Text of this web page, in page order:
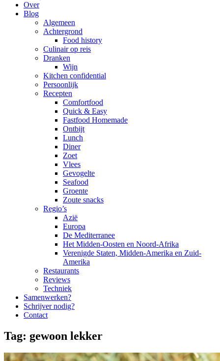
Over
Blog
Algemeen
Achtergrond
Food history
Culinair op reis
Dranken
Wijn
Kitchen confidential
Persoonlijk
Recepten
Comfortfood
Quick & Easy
Fastfood Homemade
Ontbijt
Lunch
Diner
Zoet
Vlees
Gevogelte
Seafood
Groente
Zoute snacks
Regio’s
Azië
Europa
De Mediterranee
Het Midden-Oosten en Noord-Afrika
Verenigde Staten, Midden-Amerika en Zuid-
Amerika
Restaurants
Reviews
Techniek
Samenwerken?
Schrijver nodig?
Contact
Tag: gewoon lekker